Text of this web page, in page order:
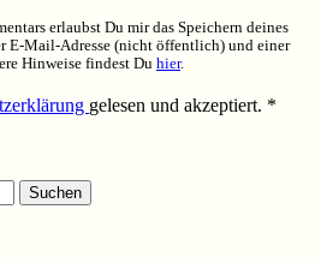
erlaubst Du mir das Speichern deines
E-Mail-Adresse (nicht öffentlich) und einer
Hinweise findest Du hier.
gelesen und akzeptiert. *